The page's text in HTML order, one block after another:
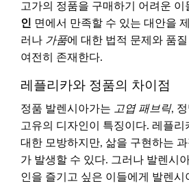
고가의 정품을 구매하기 어려운 이
인 면에서 만족할 수 있는 대안을
러나 가품에 대한 법적 문제와 품
여전히 존재한다.
레플리카와 정품의 차이점
정품 발렌시아가는 고엽 패브릭,
고유의 디자인이 특징이다. 레플리
대한 모방하지만, 삶을 구현하는 과
가 발생할 수 있다. 그러나 발렌시
인을 즐기고 싶은 이들에게 발렌시